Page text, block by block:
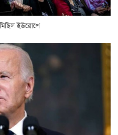
মিছিল ইউরোপে